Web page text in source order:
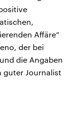
Affäre“
der bei
die Angaben
guter Journalist